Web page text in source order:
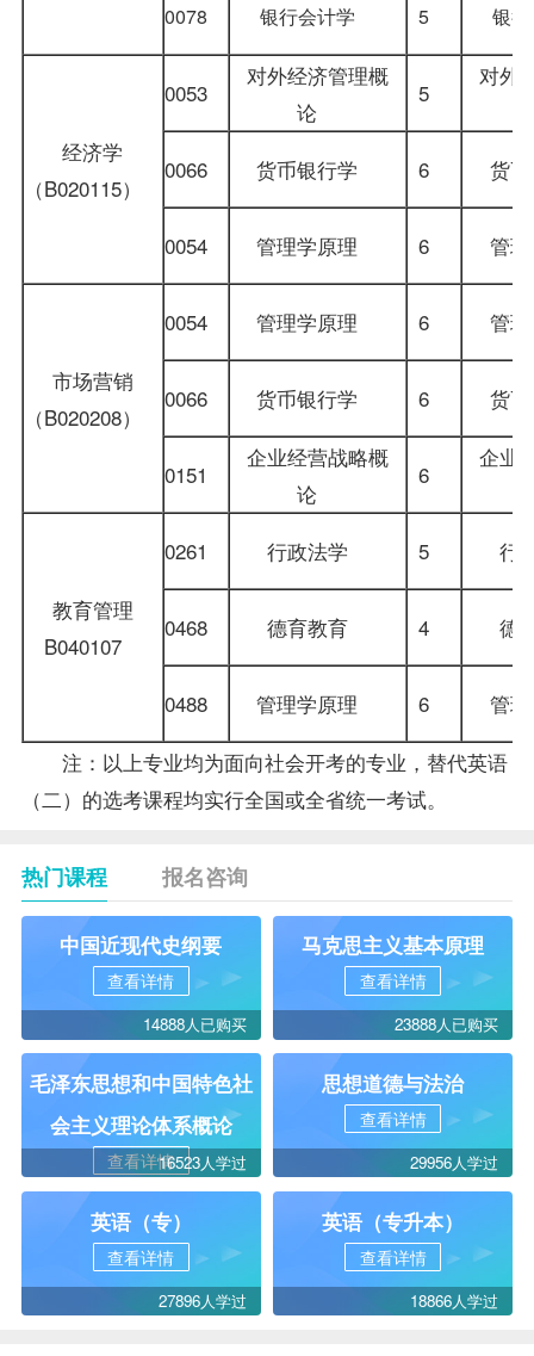
0078 银行会计学 5 银行
经济学
（B020115）
0053
对外经济管理概
论
5
对外
0066
货币银行学 6 货
0054 管理学原理 6 管
市场营销
（B020208）
0054 管理学原理 6 管
0066 货币银行学 6 货
0151
企业经营战略概
论
6
企业
教育管理
B040107
0261 行政法学 5 行
0468 德育教育 4 德
0488 管理学原理 6
管
注：以上专业均为面向社会开考的专业，替代英语
（二）的选考课程均实行全国或全省统一考试。
热门课程 报名咨询
中国近现代史纲要
查看详情
14888人已购买
马克思主义基本原理
查看详情
23888人已购买
毛泽东思想和中国特色社
会主义理论体系概论
查看详情16523人学过
思想道德与法治
查看详情
29956人学过
英语（专）
查看详情
27896人学过
英语（专升本）
查看详情
18866人学过